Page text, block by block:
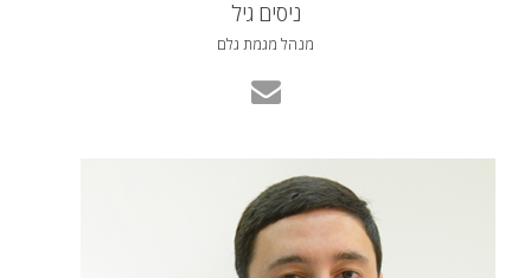
ניסים גיל
מנהל מגמת גלם